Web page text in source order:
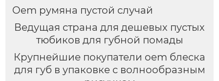
Oem румяна пустой случай
Ведущая страна для дешевых пустых
тюбиков для губной помады
Крупнейшие покупатели oem блеска
для губ в упаковке с волнообразным